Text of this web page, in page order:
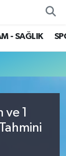
- SAĞLIK
ve 1